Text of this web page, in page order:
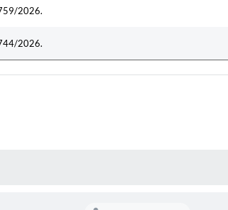
2026.
2026.